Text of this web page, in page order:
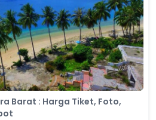
Barat : Harga Tiket, Foto,